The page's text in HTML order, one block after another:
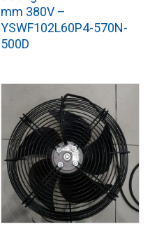
mm 380V –
YSWF102L60P4-570N-
500D